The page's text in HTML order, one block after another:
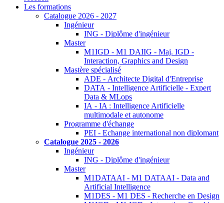
Les formations
Catalogue 2026 - 2027
Ingénieur
ING - Diplôme d'ingénieur
Master
M1IGD - M1 DAIIG - Maj. IGD -
Interaction, Graphics and Design
Mastère spécialisé
ADE - Architecte Digital d'Entreprise
DATA - Intelligence Artificielle - Expert
Data & MLops
IA - IA : Intelligence Artificielle
multimodale et autonome
Programme d'échange
PEI - Echange international non diplomant
Catalogue 2025 - 2026
Ingénieur
ING - Diplôme d'ingénieur
Master
M1DATAAI - M1 DATAAI - Data and
Artificial Intelligence
M1DES - M1 DES - Recherche en Design